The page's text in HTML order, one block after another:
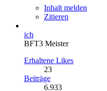
Inhalt melden
Zitieren
ich
BFT3 Meister
Erhaltene Likes
23
Beiträge
6.933